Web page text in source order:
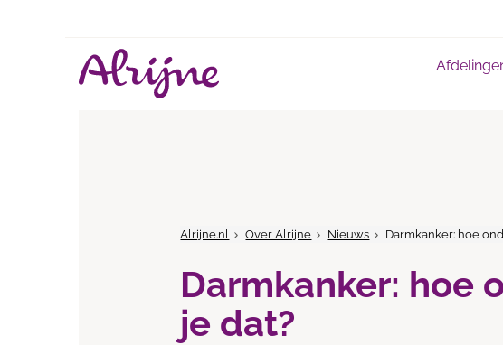
Alrijne.nl Over Alrijne Nieuws Darmkanker: hoe
Darmkanker: hoe
je dat?